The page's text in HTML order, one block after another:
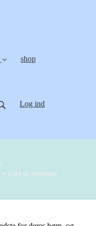
shop
Log ind
• Lær at svømme